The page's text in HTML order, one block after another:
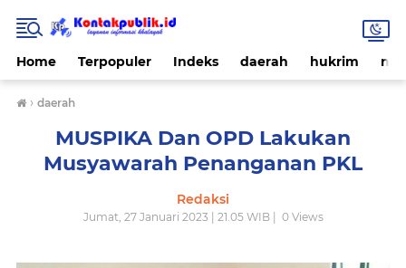
Home Terpopuler Indeks daerah hukrim
› daerah
MUSPIKA Dan OPD Lakukan
Musyawarah Penanganan PKL
Redaksi
Jumat, 27 Januari 2023 | 21.05 WIB | 0Views